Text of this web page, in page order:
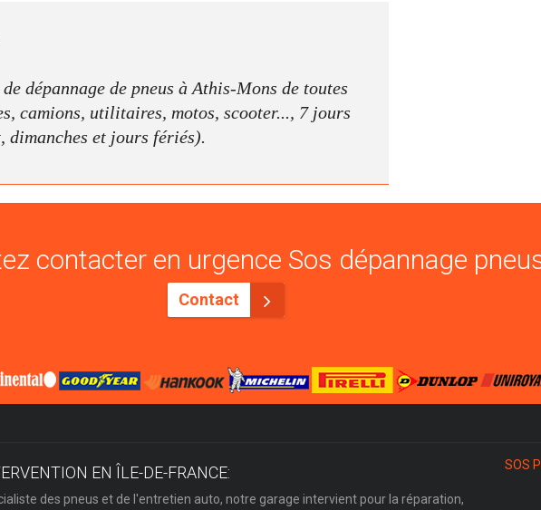
dépannage de pneus à Athis-Mons de toutes
camions, utilitaires, motos, scooter..., 7 jours
dimanches et jours fériés).
contacter en urgence Sos dépannage
Contact
EN ÎLE-DE-FRANCE:
des pneus et de l'entretien auto, notre garage intervient pour la réparation,
SOS